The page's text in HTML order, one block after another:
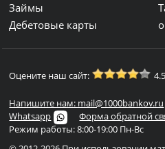
Займы
Дебетовые карты
Оцените наш сайт:
Напишите нам: mail@1000bankov.ru
Whatsapp
Форма обратной
Режим работы: 8:00-19:00 Пн-Вс